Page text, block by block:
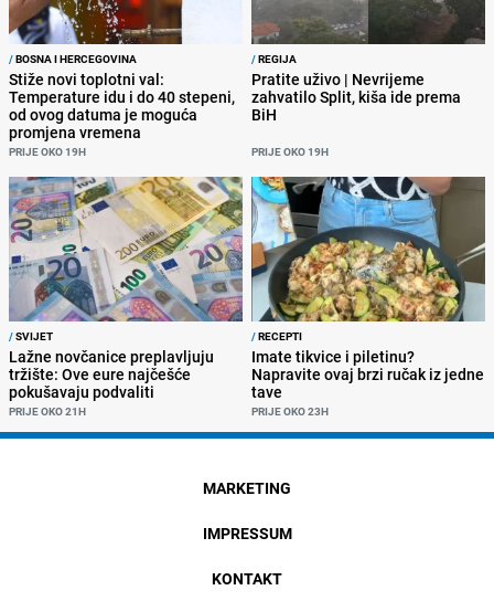
/BOSNA I HERCEGOVINA
Stiže novi toplotni val:
Temperature idu i do 40 stepeni,
od ovog datuma je moguća
promjena vremena
PRIJE OKO 19H
/REGIJA
Pratite uživo | Nevrijeme
zahvatilo Split, kiša ide prema
BiH
PRIJE OKO 19H
/SVIJET
Lažne novčanice preplavljuju
tržište: Ove eure najčešće
pokušavaju podvaliti
PRIJE OKO 21H
/RECEPTI
Imate tikvice i piletinu?
Napravite ovaj brzi ručak iz jedne
tave
PRIJE OKO 23H
MARKETING
IMPRESSUM
KONTAKT